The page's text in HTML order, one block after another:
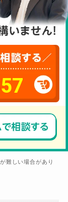
難しい場合があり